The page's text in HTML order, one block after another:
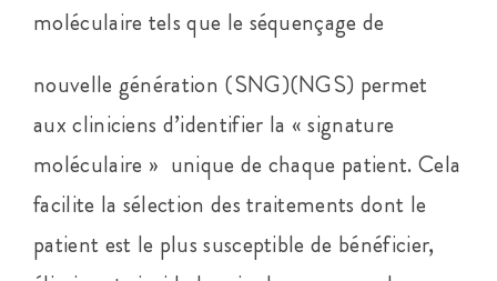
moléculaire tels que le séquençage de
nouvelle génération (SNG)(NGS) permet
aux cliniciens d’identifier la « signature
moléculaire » unique de chaque patient. Cela
facilite la sélection des traitements dont le
patient est le plus susceptible de bénéficier,